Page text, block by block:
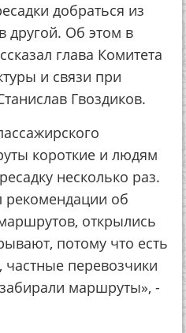
добраться из
другой. Об этом в
глава Комитета
и связи при
Гвоздиков.
короткие и людям
несколько раз.
рекомендации об
открылись
потому что есть
перевозчики
маршруты», -